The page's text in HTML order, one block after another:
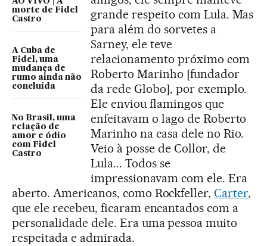
morte de Fidel
Castro
A Cuba de
Fidel, uma
mudança de
rumo ainda não
concluída
No Brasil, uma
relação de
amor e ódio
com Fidel
Castro
grande respeito com Lula. Mas
para além do sorvetes a
Sarney, ele teve
relacionamento próximo com
Roberto Marinho [fundador
da rede Globo], por exemplo.
Ele enviou flamingos que
enfeitavam o lago de Roberto
Marinho na casa dele no Rio.
Veio à posse de Collor, de
Lula... Todos se
impressionavam com ele. Era
aberto. Americanos, como Rockfeller,Carter,
que ele recebeu, ficaram encantados com a
personalidade dele. Era uma pessoa muito
respeitada e admirada.